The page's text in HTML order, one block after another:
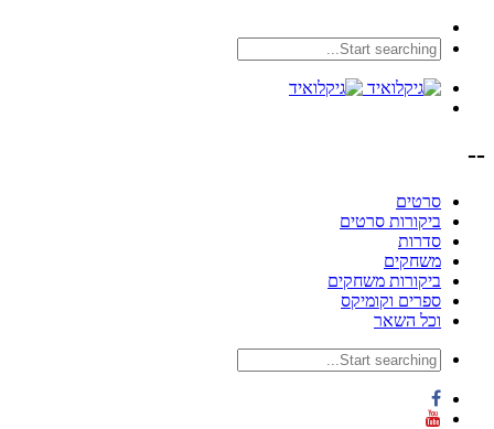
--
סרטים
ביקורות סרטים
סדרות
משחקים
ביקורות משחקים
ספרים וקומיקס
וכל השאר